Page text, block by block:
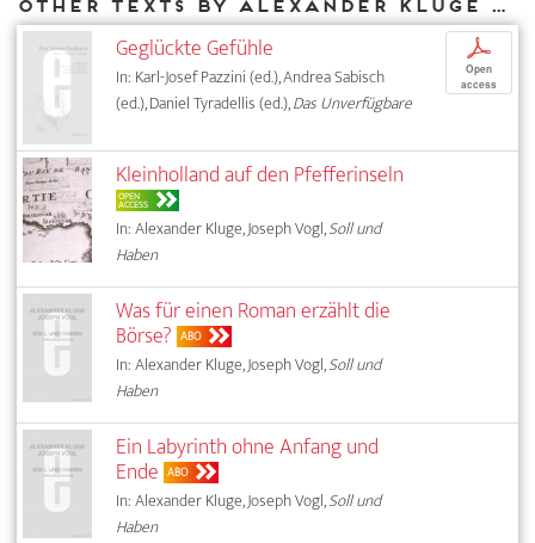
Other texts by Alexander Kluge for DIAPHANES
Geglückte Gefühle
In: Karl-Josef Pazzini (ed.), Andrea Sabisch
(ed.), Daniel Tyradellis (ed.),Das Unverfügbare
p
Open
access
Kleinholland auf den Pfefferinseln
OPEN
ACCESS
In: Alexander Kluge, Joseph Vogl,Soll und
Haben
Was für einen Roman erzählt die
Börse? ABO
In: Alexander Kluge, Joseph Vogl,Soll und
Haben
Ein Labyrinth ohne Anfang und
Ende ABO
In: Alexander Kluge, Joseph Vogl,Soll und
Haben